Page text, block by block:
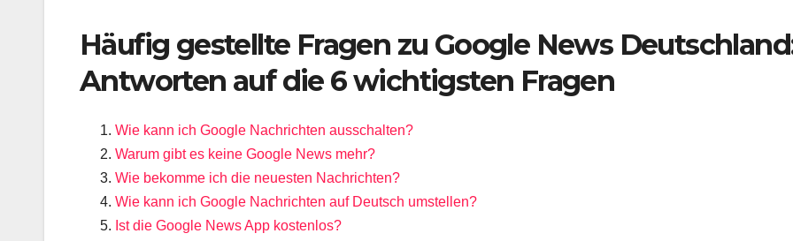
Häufig gestellte Fragen zu Google News
Antworten auf die 6 wichtigsten Fragen
Wie kann ich Google Nachrichten ausschalten?
Warum gibt es keine Google News mehr?
Wie bekomme ich die neuesten Nachrichten?
Wie kann ich Google Nachrichten auf Deutsch umstellen?
Ist die Google News App kostenlos?